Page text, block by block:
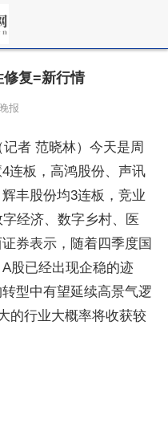
复=新行情
报
者 范晓林）今天是周
连板，高鸿股份、声讯
丰股份均3连板，竞业
经济、数字乡村、医
券表示，随着四季度国
股已经出现企稳的迹
型中有望延续高景气逻
的行业大概率将收获较